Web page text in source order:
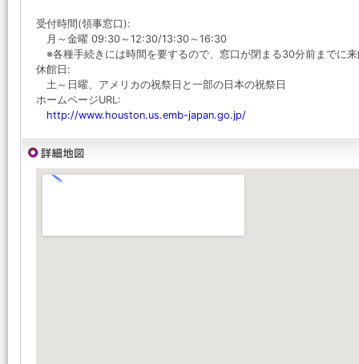
受付時間(領事窓口):
月～金曜 09:30～12:30/13:30～16:30
※各種手続きには時間を要するので、窓口が閉まる30分前までに
休館日:
土～日曜、アメリカの祝祭日と一部の日本の祝祭日
ホームページURL:
http://www.houston.us.emb-japan.go.jp/